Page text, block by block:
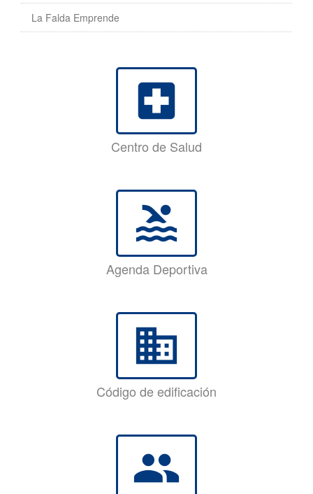
La Falda Emprende
local_hospital
Centro de Salud
pool
Agenda Deportiva
business
Código de edificación
group